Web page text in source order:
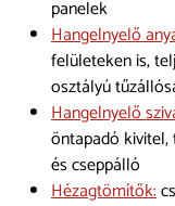
panelek
Hangelnyelő
felületeken is,
osztályú
Hangelnyelő
öntapadó
és cseppálló
Hézagtömítők: